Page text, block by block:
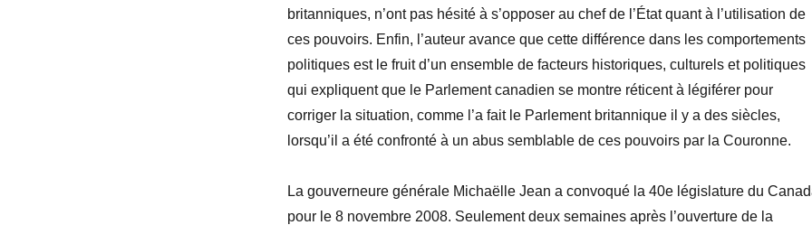
britanniques, n’ont pas hésité à s’opposer au chef de l’État quant à l’utilisation de
ces pouvoirs. Enfin, l’auteur avance que cette différence dans les comportements
politiques est le fruit d’un ensemble de facteurs historiques, culturels et politiques
qui expliquent que le Parlement canadien se montre réticent à légiférer pour
corriger la situation, comme l’a fait le Parlement britannique il y a des siècles,
lorsqu’il a été confronté à un abus semblable de ces pouvoirs par la Couronne.
La gouverneure générale Michaëlle Jean a convoqué la 40e législature du
pour le 8 novembre 2008. Seulement deux semaines après l’ouverture de la